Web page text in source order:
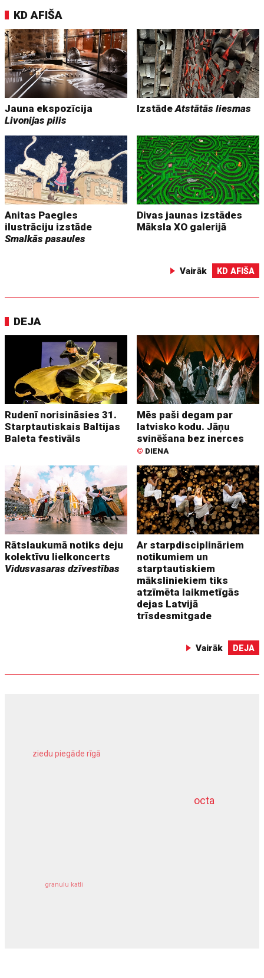
KD AFIŠA
Jauna ekspozīcija
Livonijas pilis
IzstādeAtstātās liesmas
Anitas Paegles
ilustrāciju izstāde
Smalkās pasaules
Divas jaunas izstādes
Māksla XO galerijā
Vairāk KD AFIŠA
DEJA
Rudenī norisināsies 31.
Starptautiskais Baltijas
Baleta festivāls
Mēs paši degam par
latvisko kodu. Jāņu
svinēšana bez inerces
© DIENA
Rātslaukumā notiks deju
kolektīvu lielkoncerts
Vidusvasaras dzīvestības
Ar starpdisciplināriem
notikumiem un
starptautiskiem
māksliniekiem tiks
atzīmēta laikmetīgās
dejas Latvijā
trīsdesmitgade
Vairāk DEJA
octa
ziedu piegāde rīgā
granulu katli
dziļurbums